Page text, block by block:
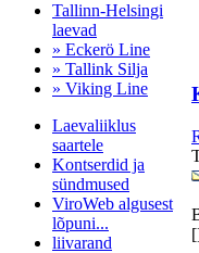
Tallinn-Helsingi
laevad
» Eckerö Line
» Tallink Silja
» Viking Line
Laevaliiklus
saartele
Kontserdid ja
sündmused
ViroWeb algusest
lõpuni...
liivarand